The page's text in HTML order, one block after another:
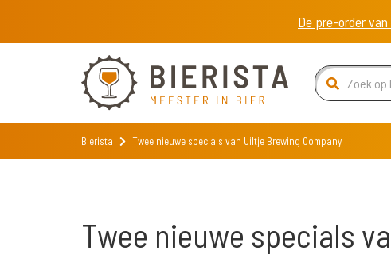
De pre-order
Bierista Twee nieuwe specials van Uiltje Brewing Company
Twee nieuwe specials